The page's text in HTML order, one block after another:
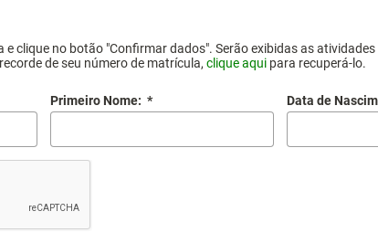
e clique no botão "Confirmar dados". Serão exibidas as
de seu número de matrícula, clique aqui para recuperá-lo.
Primeiro Nome: * Data de